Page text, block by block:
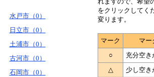
水戸市（0）
日立市（0）
土浦市（0）
古河市（0）
石岡市（0）
をクリックしてく
変ります。
マーク マー
○
充分空き
△
少し空き